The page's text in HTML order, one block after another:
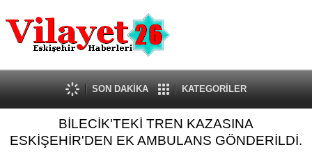
Güncel
Ekonomi
Politika
Eğitim
Spor
Kültür-Sanat
Dünya
SON DAKİKA KATEGORİLER
BİLECİK'TEKİ TREN KAZASINA
ESKİŞEHİR'DEN EK AMBULANS GÖNDERİLDİ.